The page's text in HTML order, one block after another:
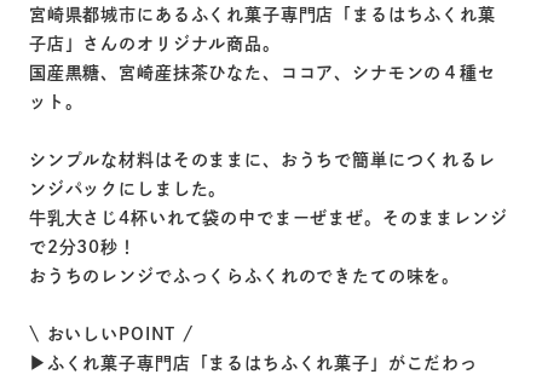
宮崎県都城市にあるふくれ菓子専門店「まるはちふくれ菓
子店」さんのオリジナル商品。
国産黒糖、宮崎産抹茶ひなた、ココア、シナモンの４種セ
ット。
シンプルな材料はそのままに、おうちで簡単につくれるレ
ンジパックにしました。
牛乳大さじ4杯いれて袋の中でまーぜまぜ。そのままレンジ
で2分30秒！
おうちのレンジでふっくらふくれのできたての味を。
\ おいしいPOINT /
▶︎ふくれ菓子専門店「まるはちふくれ菓子」がこだわっ